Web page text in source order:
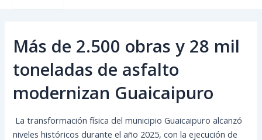
Más de 2.500 obras y 28 mil
toneladas de asfalto
modernizan Guaicaipuro
La transformación física del municipio Guaicaipuro alcanzó
niveles históricos durante el año 2025, con la ejecución de